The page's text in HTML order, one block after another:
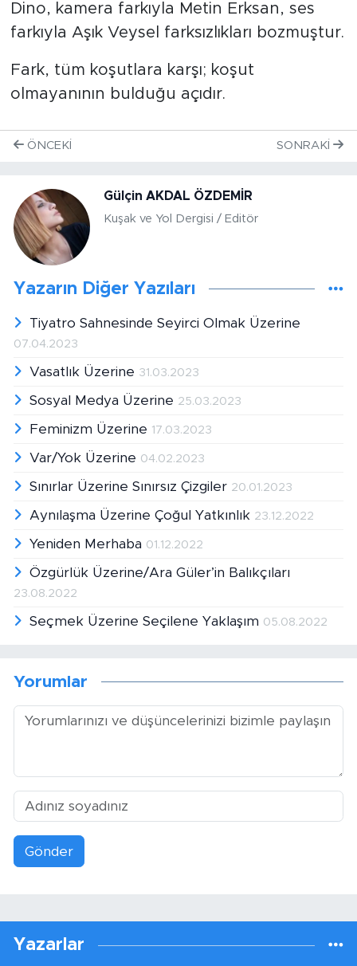
Dino, kamera farkıyla Metin Erksan, ses
farkıyla Aşık Veysel farksızlıkları bozmuştur.
Fark, tüm koşutlara karşı; koşut
olmayanının bulduğu açıdır.
ÖNCEKI SONRAKI
Gülçin AKDAL ÖZDEMİR
Kuşak ve Yol Dergisi / Editör
Yazarın Diğer Yazıları
Tiyatro Sahnesinde Seyirci Olmak Üzerine
07.04.2023
Vasatlık Üzerine 31.03.2023
Sosyal Medya Üzerine 25.03.2023
Feminizm Üzerine 17.03.2023
Var/Yok Üzerine 04.02.2023
Sınırlar Üzerine Sınırsız Çizgiler 20.01.2023
Aynılaşma Üzerine Çoğul Yatkınlık 23.12.2022
Yeniden Merhaba 01.12.2022
Özgürlük Üzerine/Ara Güler’in Balıkçıları
23.08.2022
Seçmek Üzerine Seçilene Yaklaşım 05.08.2022
Yorumlar
Gönder
Yazarlar